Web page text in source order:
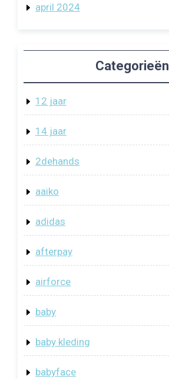
april 2024
Categorieën
12 jaar
14 jaar
2dehands
aaiko
adidas
afterpay
airforce
baby
baby kleding
babyface